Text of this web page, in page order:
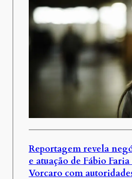
Reportagem revela
e atuação de Fábio
Vorcaro com